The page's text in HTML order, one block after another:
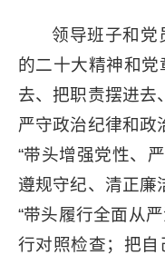
领导班子和党
的二十大精神和
去、把职责摆进去
严守政治纪律和政
“带头增强党性、
遵规守纪、清正廉
“带头履行全面从
行对照检查；把